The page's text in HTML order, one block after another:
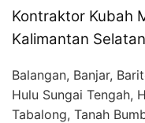
Kontraktor Kubah
Kalimantan Selatan
Balangan, Banjar,
Hulu Sungai Tengah,
Tabalong, Tanah